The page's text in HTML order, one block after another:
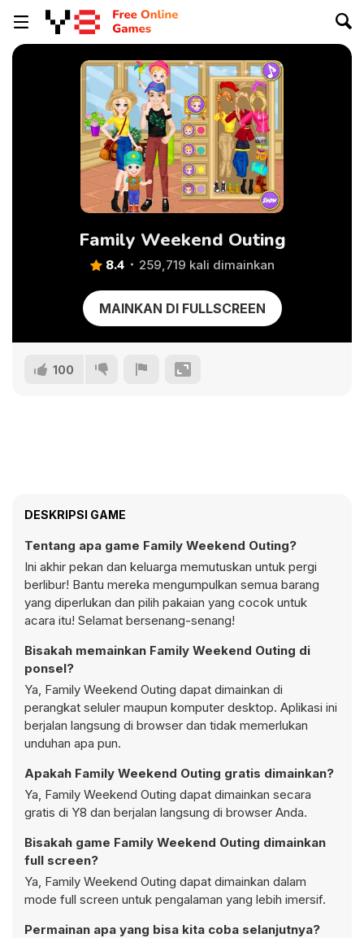
Family Weekend Outing
8.4 259,719 kali dimainkan
MAINKAN DI FULLSCREEN
100
DESKRIPSI GAME
Tentang apa game Family Weekend Outing?
Ini akhir pekan dan keluarga memutuskan untuk pergi
berlibur! Bantu mereka mengumpulkan semua barang
yang diperlukan dan pilih pakaian yang cocok untuk
acara itu! Selamat bersenang-senang!
Bisakah memainkan Family Weekend Outing di
ponsel?
Ya, Family Weekend Outing dapat dimainkan di
perangkat seluler maupun komputer desktop. Aplikasi ini
berjalan langsung di browser dan tidak memerlukan
unduhan apa pun.
Apakah Family Weekend Outing gratis dimainkan?
Ya, Family Weekend Outing dapat dimainkan secara
gratis di Y8 dan berjalan langsung di browser Anda.
Bisakah game Family Weekend Outing dimainkan
full screen?
Ya, Family Weekend Outing dapat dimainkan dalam
mode full screen untuk pengalaman yang lebih imersif.
Permainan apa yang bisa kita coba selanjutnya?